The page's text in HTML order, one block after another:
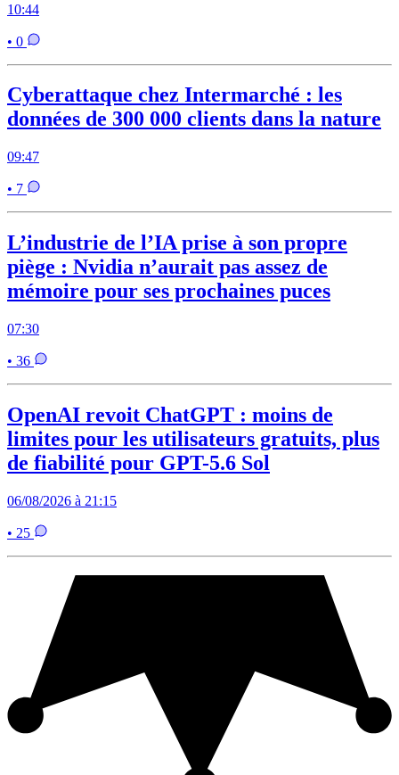
10:44
• 0
Cyberattaque chez Intermarché : les
données de 300 000 clients dans la nature
09:47
• 7
L’industrie de l’IA prise à son propre
piège : Nvidia n’aurait pas assez de
mémoire pour ses prochaines puces
07:30
• 36
OpenAI revoit ChatGPT : moins de
limites pour les utilisateurs gratuits, plus
de fiabilité pour GPT-5.6 Sol
06/08/2026 à 21:15
• 25